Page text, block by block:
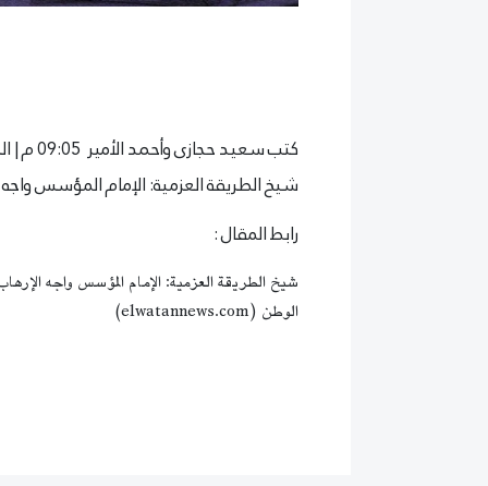
كتبسعيد حجازى وأحمد الأمير
شيخ الطريقة العزمية: الإمام المؤسس
رابط المقال :
شيخ الطريقة العزمية: الإمام المؤسس واجه
الوطن (elwatannews.com)